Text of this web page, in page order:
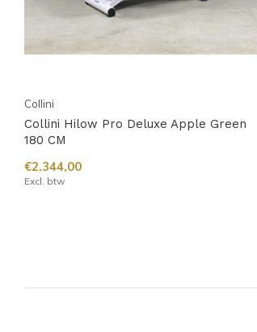
Collini
Collini Hilow Pro Deluxe Apple Green
180 CM
€2.344,00
Excl. btw